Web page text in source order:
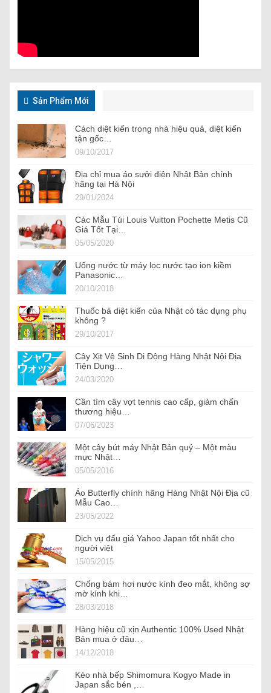
Sản Phẩm Mới
Cách diệt kiến trong nhà hiệu quả, diệt kiến
tận gốc…
09/10/2017
Địa chỉ mua áo sưởi điện Nhật Bản chính
hãng tại Hà Nội
29/01/2024
Các Mẫu Túi Louis Vuitton Pochette Metis Cũ
Giá Tốt Tại…
05/05/2020
Uống nước từ máy lọc nước tạo ion kiềm
Panasonic…
20/10/2018
Thuốc bả diệt kiến của Nhật có tác dụng phụ
không ?
29/10/2017
Cây Xịt Vệ Sinh Di Động Hàng Nhật Nội Địa
Tiện Dụng…
24/03/2020
Cần tìm cây vợt tennis cao cấp, giảm chấn
thương hiệu…
07/06/2023
Một cây bút máy Nhật Bản quý – Một màu
mực Nhật…
05/05/2016
Áo Butterfly chính hãng Hàng Nhật Nội Địa cũ
Mẫu Cao…
23/05/2022
Dịch vụ đấu giá Yahoo Japan tốt nhất cho
người việt
15/05/2015
Chống bám hơi nước kính đeo mắt, không sợ
mờ kính khi…
28/03/2018
Hàng hiệu cũ xịn Authentic 100% Used Nhật
Bản mua ở đâu…
14/12/2018
Kéo nhà bếp Shimomura Kogyo Made in
Japan sắc bén ,…